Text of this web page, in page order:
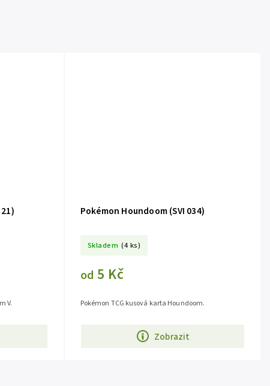
V.
Pokémon Houndoom (SVI 034)
Skladem (4 ks)
od 5 Kč
Zobrazit
Pokémon TCG kusová karta Houndoom.